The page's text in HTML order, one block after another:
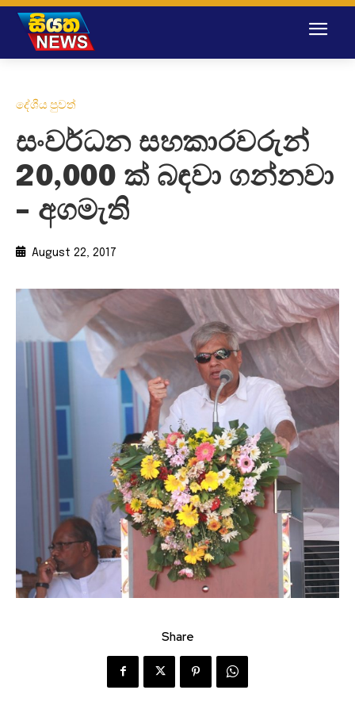
දේශීය පුවත්
සංවර්ධන සහකාරවරුන්
20,000 ක් බඳවා ගන්නවා
– අගමැති
August 22, 2017
Share